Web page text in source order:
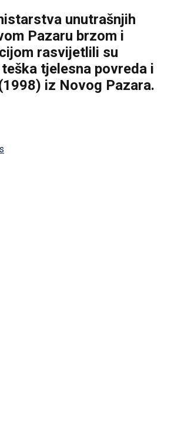
unutrašnjih
Pazaru brzom i
rasvijetlili su
tjelesna povreda i
iz Novog Pazara.